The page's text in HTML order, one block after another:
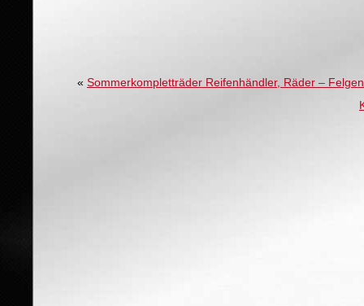
« Sommerkompletträder Reifenhändler, Räder –